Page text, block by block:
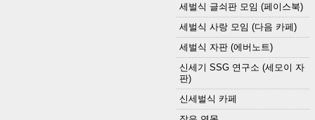
세벌식 글쇠판 모임 (페이스북)
세벌식 사랑 모임 (다음 카페)
세벌식 자판 (에버노트)
신세기 SSG 연구소 (세모이 자
판)
신세벌식 카페